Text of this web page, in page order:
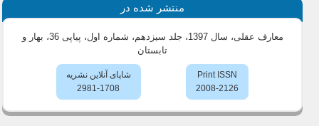
منتشر شده در
معارف عقلی، سال 1397، جلد سیزدهم، شماره اول، پیاپی 36، بهار و
تابستان
Print ISSN
2008-2126
شاپای آنلاین نشریه
2981-1708